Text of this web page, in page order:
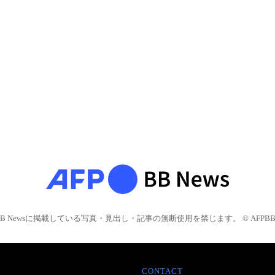
Newsに掲載している写真・見出し・記事の無断使用を禁じます。 © AFPBB
CONTACT